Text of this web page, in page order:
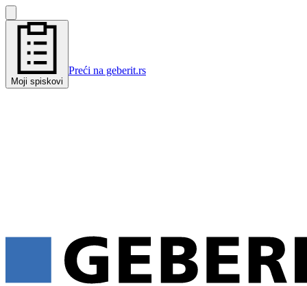
Moji spiskovi
Preći na geberit.rs